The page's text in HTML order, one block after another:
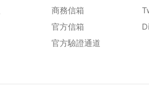
商務信箱
官方信箱
官方驗證通道